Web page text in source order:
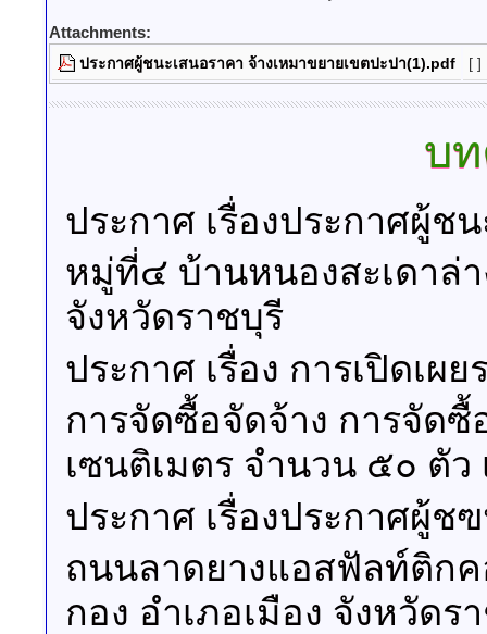
Attachments:
ประกาศผู้ชนะเสนอราคา จ้างเหมาขยายเขตปะปา(1).pdf [ ]
บ
ประกาศ เรื่องประกาศผู้ช
หมู่ที่๔ บ้านหนองสะเดาล่า
จังหวัดราชบุรี
ประกาศ เรื่อง การเปิดเ
การจัดซื้อจัดจ้าง การจัด
เซนติเมตร จำนวน ๕๐ ตัว
ประกาศ เรื่องประกาศผู้ช
ถนนลาดยางแอสฟัลท์ติก
กอง อำเภอเมือง จังหวัดร